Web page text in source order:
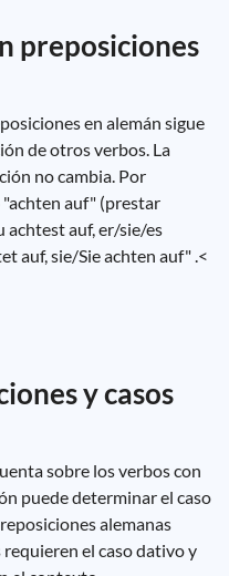
preposiciones
en alemán sigue
de otros verbos. La
no cambia. Por
auf" (prestar
achtest auf, er/sie/es
auf, sie/Sie achten auf" .<
y casos
sobre los verbos con
puede determinar el caso
alemanas
el caso dativo y